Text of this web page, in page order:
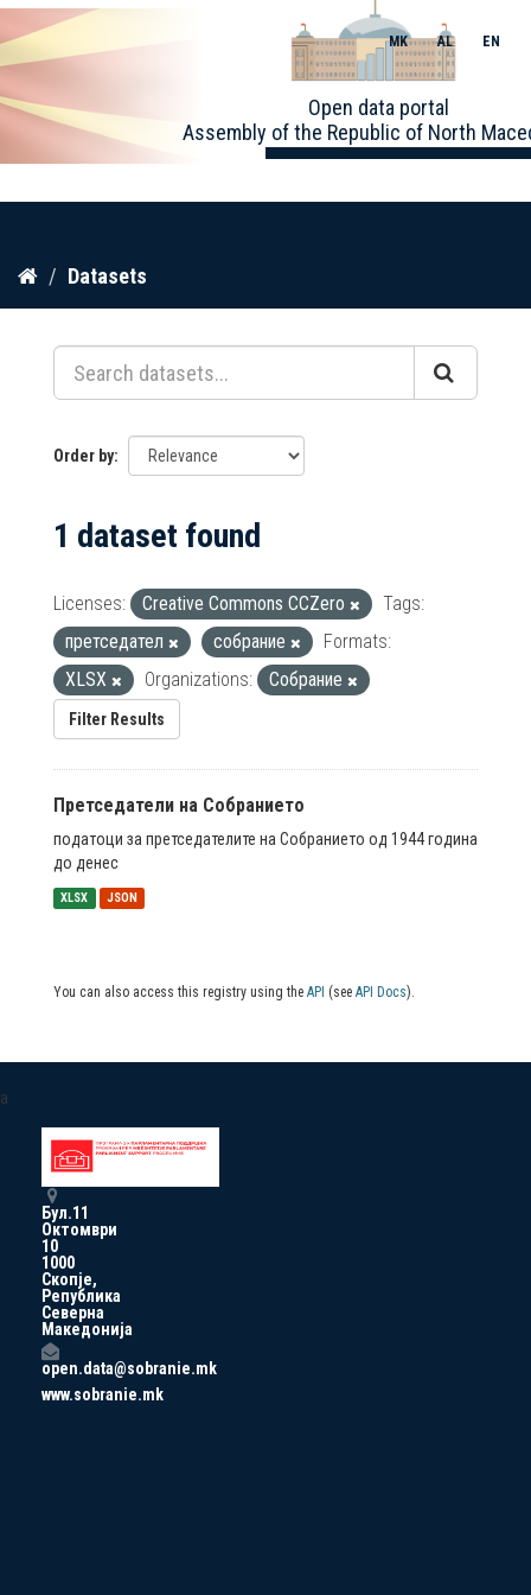
Skip
content
Open data portal
Assembly of the Republic of North
MK AL EN
Datasets
Order by
1 dataset found
Licenses: Creative Commons CCZero
Tags:
претседател
собрание
Formats:
XLSX
Organizations: Собрание
Filter Results
Претседатели на Собранието
податоци за претседателите на Собранието од 1944 година
до денес
XLSX JSON
You can also access this registry using the API (see API Docs).
a
Бул.11
Октомври
10
1000
Скопје,
Република
Северна
Македонија
open.data@sobranie.mk
www.sobranie.mk